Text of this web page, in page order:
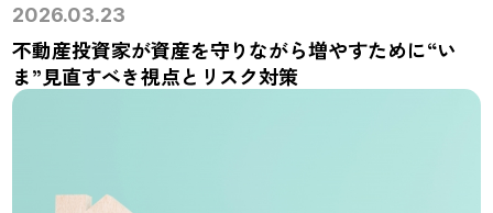
2026.03.23
不動産投資家が資産を守りながら増やすために“い
ま”見直すべき視点とリスク対策